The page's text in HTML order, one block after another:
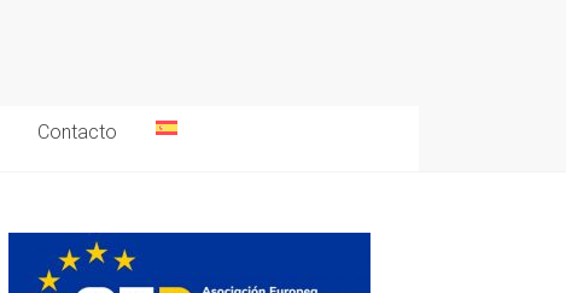
Contacto